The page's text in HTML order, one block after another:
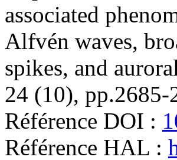
associated
Alfvén waves,
spikes, and
24 (10), pp.2685-
Référence DOI :
Référence HAL :